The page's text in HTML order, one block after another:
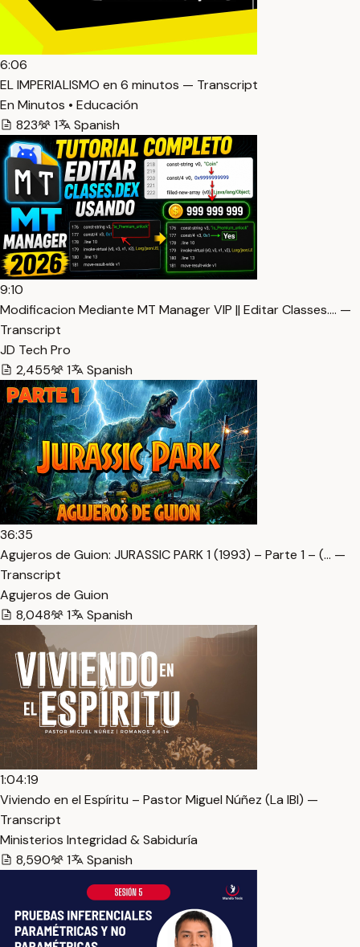
6:06
EL IMPERIALISMO en 6 minutos — Transcript
En Minutos • Educación
823
1 Spanish
9:10
Modificacion Mediante MT Manager VIP || Editar Classes.… —
Transcript
JD Tech Pro
2,455
1 Spanish
36:35
Agujeros de Guion: JURASSIC PARK 1 (1993) – Parte 1 – (… —
Transcript
Agujeros de Guion
8,048
1 Spanish
1:04:19
Viviendo en el Espíritu – Pastor Miguel Núñez (La IBI) —
Transcript
Ministerios Integridad & Sabiduría
8,590
1 Spanish